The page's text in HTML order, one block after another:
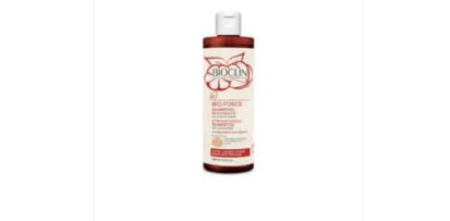
μαλλιά, αφήνοντάς τα μεταξένια στην αφή και
χρήσης: